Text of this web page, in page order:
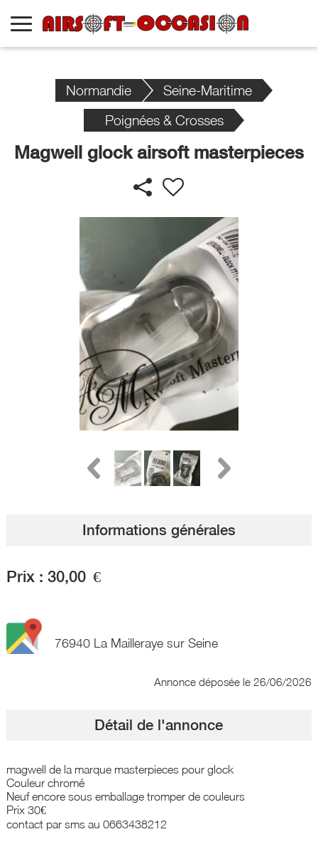
Normandie
Seine-Maritime
Poignées & Crosses
Magwell glock airsoft masterpieces
Informations générales
Prix : 30,00 €
76940 La Mailleraye sur Seine
Annonce déposée le 26/06/2026
Détail de l'annonce
magwell de la marque masterpieces pour glock
Couleur chromé
Neuf encore sous emballage tromper de couleurs
Prix 30€
contact par sms au 0663438212